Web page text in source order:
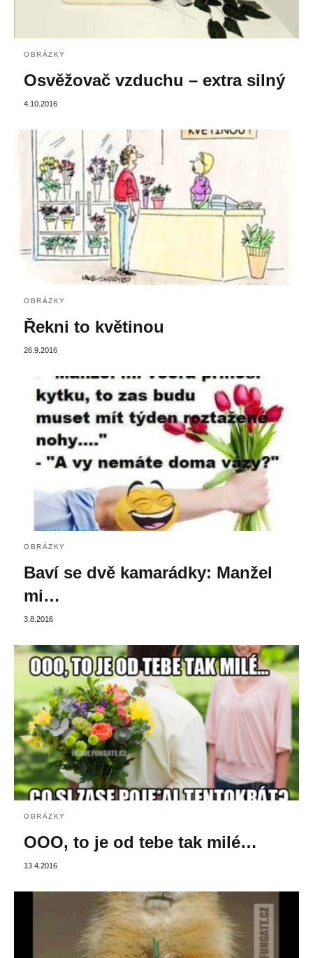
OBRÁZKY
Osvěžovač vzduchu – extra silný
4.10.2016
OBRÁZKY
Řekni to květinou
26.9.2016
OBRÁZKY
Baví se dvě kamarádky: Manžel
mi…
3.8.2016
OBRÁZKY
OOO, to je od tebe tak milé…
13.4.2016